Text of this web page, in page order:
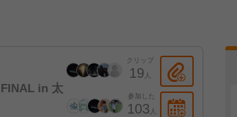
in 太
クリップ
19 人
参加した
103 人